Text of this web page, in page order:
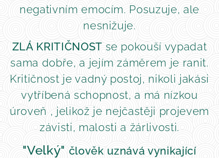
negativním emocím. Posuzuje, ale
nesnižuje.
ZLÁ KRITIČNOST se pokouší vypadat
sama dobře, a jejím záměrem je ranit.
Kritičnost je vadný postoj, nikoli jakási
vytříbená schopnost, a má nízkou
úroveň , jelikož je nejčastěji projevem
závisti, malosti a žárlivosti.
"Velký" člověk uznává vynikající